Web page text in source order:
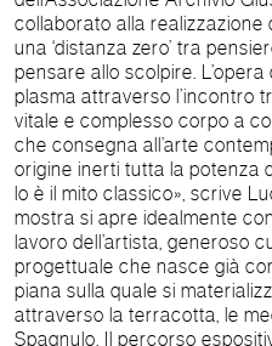
collaborato alla realizzazione
una ‘distanza zero’ tra
pensare allo scolpire.
plasma attraverso l’incontro
vitale e complesso corpo a
che consegna all’arte
origine inerti tutta la potenza
lo è il mito classico», scrive
mostra si apre idealmente
lavoro dell’artista, generoso
progettuale che nasce già
piana sulla quale si
attraverso la terracotta, le
Spagnulo. Il percorso